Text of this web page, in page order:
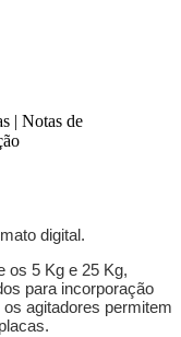
| Notas de
digital.
os 5 Kg e 25 Kg,
para incorporação
agitadores permitem